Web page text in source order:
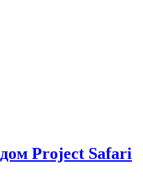
Project Safari